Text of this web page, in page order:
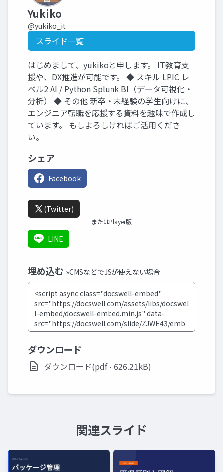
Yukiko
@yukiko_it
スライド一覧
はじめまして、yukikoと申します。 IT教育支
援や、DX推進が可能です。 ◆ スキル LPIC レ
ベル2 AI / Python Splunk BI（データ可視化・
分析） ◆ その他 新卒・未経験の学生向けに、
エンジニア転職を応援する資料を趣味で作成し
ています。 もしよろしければご活用くださ
い。
シェア
Facebook
(Twitter)
またはPlayer版
LINE
埋め込む »CMSなどでJSが使えない場合
ダウンロード
ダウンロード(pdf - 626.21kB)
関連スライド